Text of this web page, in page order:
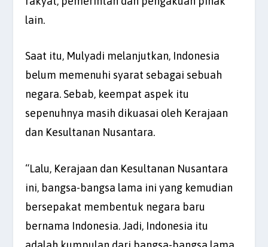
lain.
Saat itu, Mulyadi melanjutkan, Indonesia
belum memenuhi syarat sebagai sebuah
negara. Sebab, keempat aspek itu
sepenuhnya masih dikuasai oleh Kerajaan
dan Kesultanan Nusantara.
“Lalu, Kerajaan dan Kesultanan Nusantara
ini, bangsa-bangsa lama ini yang kemudian
bersepakat membentuk negara baru
bernama Indonesia. Jadi, Indonesia itu